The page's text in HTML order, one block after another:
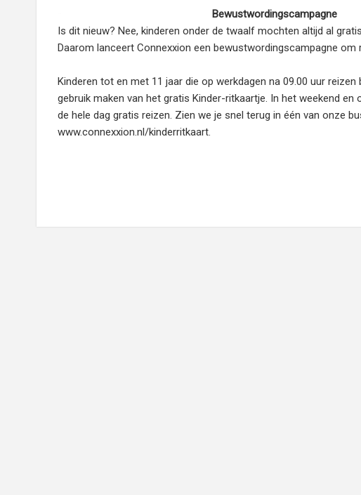
Bewustwordingscampagne
Is dit nieuw? Nee, kinderen onder de twaalf mochten altijd al
Daarom lanceert Connexxion een bewustwordingscampagne
Kinderen tot en met 11 jaar die op werkdagen na 09.00 uur
gebruik maken van het gratis Kinder-ritkaartje. In het weekend
de hele dag gratis reizen. Zien we je snel terug in één van onze
www.connexxion.nl/kinderritkaart.